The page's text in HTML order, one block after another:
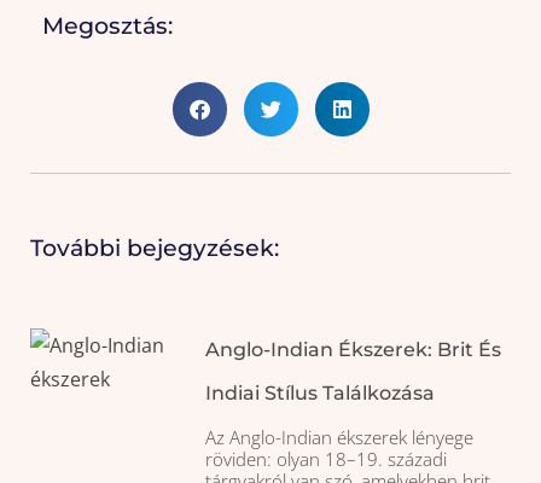
Megosztás:
További bejegyzések:
Anglo-Indian Ékszerek: Brit És
Indiai Stílus Találkozása
Az Anglo-Indian ékszerek lényege
röviden: olyan 18–19. századi